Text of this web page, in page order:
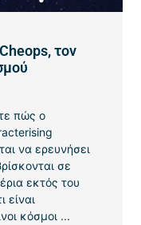
τον
πώς ο
να ερευνήσει
σε
εκτός του
είναι
κόσμοι ...